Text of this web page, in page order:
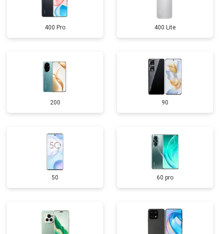
400 Pro 400 Lite
200 90
50 60 pro